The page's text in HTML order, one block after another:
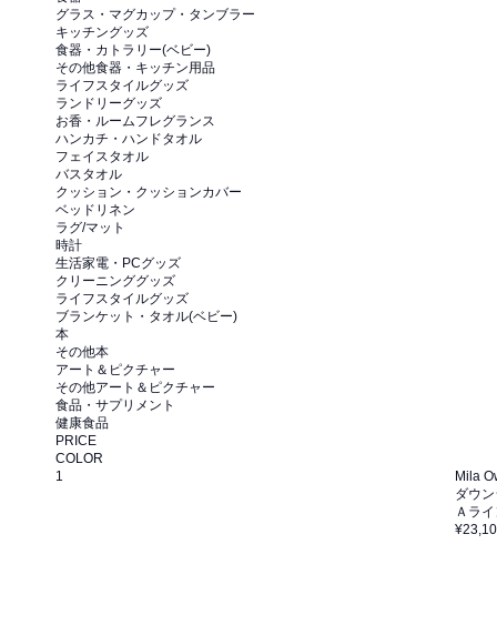
グラス・マグカップ・タンブラー
キッチングッズ
食器・カトラリー(ベビー)
その他食器・キッチン用品
ライフスタイルグッズ
ランドリーグッズ
お香・ルームフレグランス
ハンカチ・ハンドタオル
フェイスタオル
バスタオル
クッション・クッションカバー
ベッドリネン
ラグ/マット
時計
生活家電・PCグッズ
クリーニンググッズ
ライフスタイルグッズ
ブランケット・タオル(ベビー)
本
その他本
アート＆ピクチャー
その他アート＆ピクチャー
食品・サプリメント
健康食品
PRICE
COLOR
Mila
ダウ
Ａラ
1